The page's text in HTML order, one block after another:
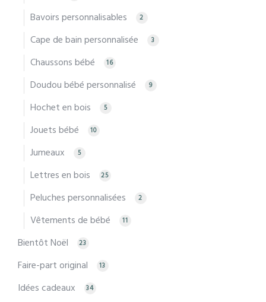
Bavoirs personnalisables 2
Cape de bain personnalisée 3
Chaussons bébé 16
Doudou bébé personnalisé 9
Hochet en bois 5
Jouets bébé 10
Jumeaux 5
Lettres en bois 25
Peluches personnalisées 2
Vêtements de bébé 11
Bientôt Noël 23
Faire-part original 13
Idées cadeaux 34